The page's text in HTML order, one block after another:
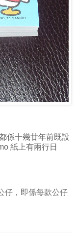
係十幾廿年前既設
紙上有兩行日
仔，即係每款公仔